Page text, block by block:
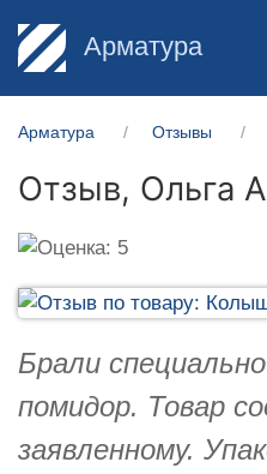
Арматура
Арматура Отзывы
Отзыв, Ольга
Брали
помидор. Товар
заявленному.